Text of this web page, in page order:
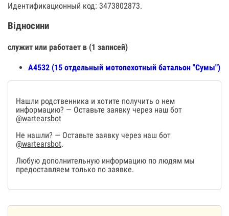
Идентификационный код: 3473802873.
Відносини
служит или работает в (1 записей)
А4532 (15 отдельный мотопехотный батальон "Сумы")
Нашли родственника и хотите получить о нем
информацию? — Оставьте заявку через наш бот
@wartearsbot
Не нашли? — Оставьте заявку через наш бот
@wartearsbot.
Любую дополнительную информацию по людям мы
предоставляем только по заявке.